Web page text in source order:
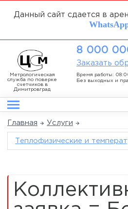
Данный сайт сдается в
Метрологическая
служба по поверке
счетчиков в
Димитровград
8 000
Заказать
Время работы:
Без выходных и
Главная Услуги
Теплофизические и